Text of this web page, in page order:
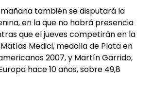
también se disputará la
en la que no habrá presencia
que el jueves competirán en la
Medici, medalla de Plata en
2007, y Martín Garrido,
hace 10 años, sobre 49,8